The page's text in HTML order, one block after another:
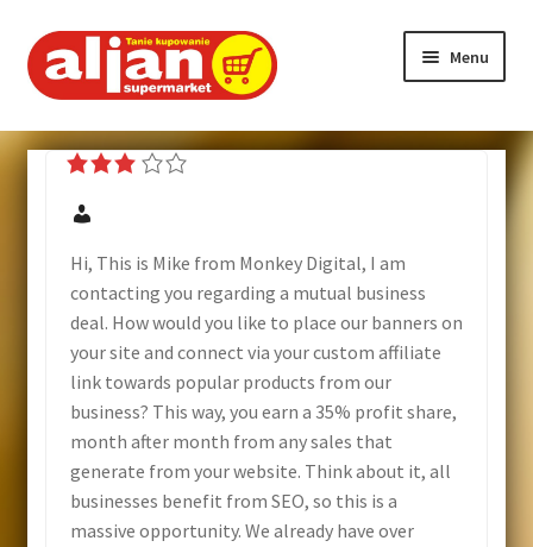
Menu
Strona główna
O firmie
Nasze markety
Program lojalnościowy
Promocje
Hotel
Hi, This is Mike from Monkey Digital, I am
contacting you regarding a mutual business
deal. How would you like to place our banners on
your site and connect via your custom affiliate
link towards popular products from our
business? This way, you earn a 35% profit share,
month after month from any sales that
generate from your website. Think about it, all
businesses benefit from SEO, so this is a
massive opportunity. We already have over